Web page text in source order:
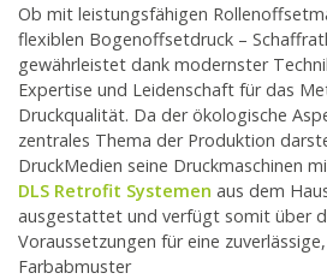
Ob mit leistungsfähigen
flexiblen Bogenoffsetdruck –
gewährleistet dank modernster
Expertise und Leidenschaft für das
Druckqualität. Da der ökologische
zentrales Thema der Produktion
DruckMedien seine Druckmaschinen
DLS Retrofit Systemen aus dem
ausgestattet und verfügt somit über
Voraussetzungen für eine
Farbabmuster